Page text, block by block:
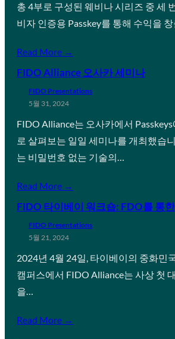
총 4부로 구성된 웨비나 시리즈 중 세
비자 인증용 Passkey를 통해 수익을 창
Read More →
FIDO Alliance 오사카 세미나
FIDO Presentations
5월 31, 2024
FIDO Alliance는 오사카에서
로 살펴보는 일일 세미나를 개최했습
는 비밀번호 없는 기술의…
Read More →
FIDO 타이베이 워크숍: FDO를 통
FIDO Presentations
5월 21, 2024
2024년 4월 24일, 타이베이의 중화민
캠퍼스에서 FIDO Alliance는 사상 첫
을…
Read More →